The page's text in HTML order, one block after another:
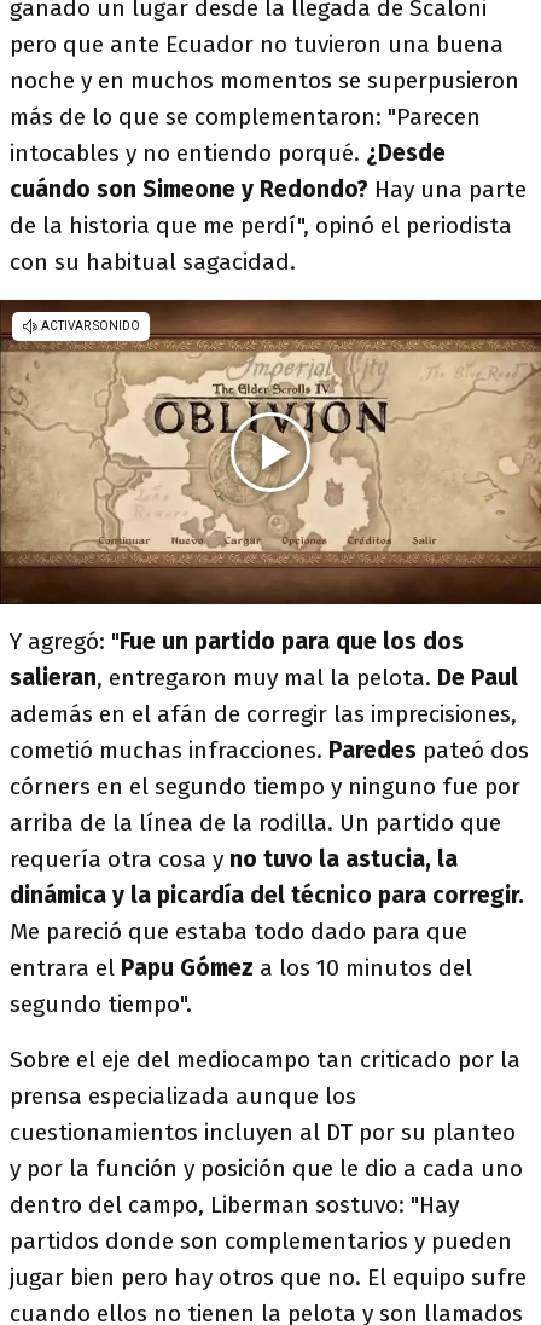
ganado un lugar desde la llegada de Scaloni
pero que ante Ecuador no tuvieron una buena
noche y en muchos momentos se superpusieron
más de lo que se complementaron: "Parecen
intocables y no entiendo porqué. ¿Desde
cuándo son Simeone y Redondo? Hay una parte
de la historia que me perdí", opinó el periodista
con su habitual sagacidad.
Y agregó: "Fue un partido para que los dos
salieran, entregaron muy mal la pelota. De Paul
además en el afán de corregir las imprecisiones,
cometió muchas infracciones. Paredes pateó dos
córners en el segundo tiempo y ninguno fue por
arriba de la línea de la rodilla. Un partido que
requería otra cosa y no tuvo la astucia, la
dinámica y la picardía del técnico para corregir.
Me pareció que estaba todo dado para que
entrara el Papu Gómez a los 10 minutos del
segundo tiempo".
Sobre el eje del mediocampo tan criticado por la
prensa especializada aunque los
cuestionamientos incluyen al DT por su planteo
y por la función y posición que le dio a cada uno
dentro del campo, Liberman sostuvo: "Hay
partidos donde son complementarios y pueden
jugar bien pero hay otros que no. El equipo sufre
cuando ellos no tienen la pelota y son llamados